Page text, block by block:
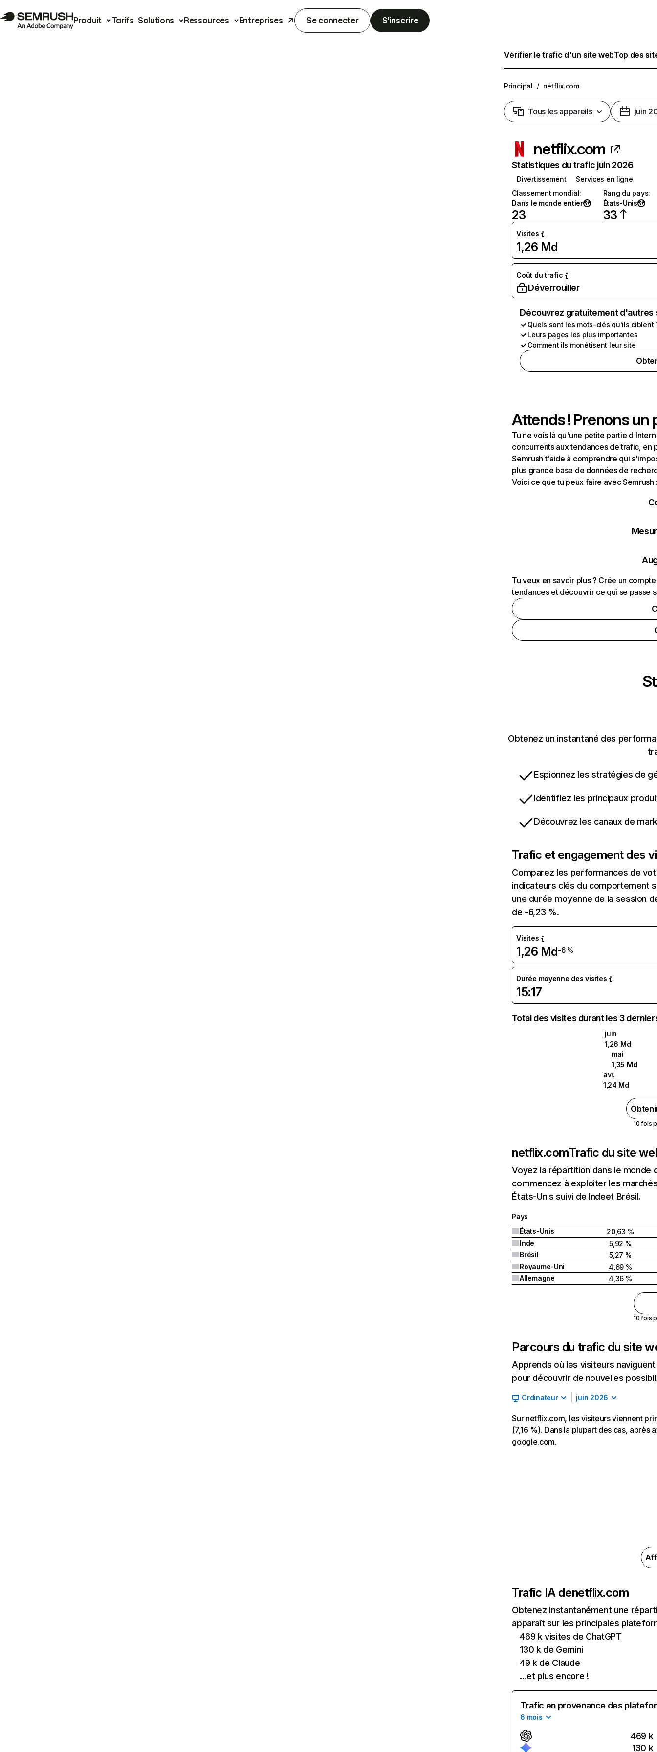
Produit Tarifs Solutions Ressources Entreprises Se connecter S'inscrire
Vérifier le trafic d'un site webTop des
Principal / netflix.com
Tous les appareils juin
netflix.com
Statistiques du trafic juin 2026
Divertissement
Services en ligne
Classement mondial:
Dans le monde entier
23
Rang du pays:
États-Unis
33
Visites
1,26 Md
Coût du trafic
Déverrouiller
Découvrez gratuitement
Quels sont les mots-clés qu'ils ciblent
Leurs pages les plus importantes
Comment ils monétisent leur site
Attends ! Prenons un
Tu ne vois là qu'une petite partie
concurrents aux tendances de trafic, en
Semrush t'aide à comprendre qui
plus grande base de données de
Voici ce que tu peux faire avec Semrush
Tu veux en savoir plus ? Crée un
tendances et découvrir ce qui se passe
Obtenez un instantané des
Espionnez les stratégies de
Identifiez les principaux
Découvrez les canaux de
Trafic et engagement des
Comparez les performances de
indicateurs clés du comportement
une durée moyenne de la session
de -6,23 %.
Visites
1,26 Md-6 %
Durée moyenne des visites
15:17
Total des visites durant les 3
juin
1,26 Md
mai
1,35 Md
avr.
1,24 Md
10 fois
netflix.comTrafic du site
Voyez la répartition dans le
commencez à exploiter les
États-Unis suivi de Indeet Brésil.
Pays
États-Unis
20,63 %
Inde
5,92 %
Brésil
5,27 %
Royaume-Uni
4,69 %
Allemagne
4,36 %
10 fois
Parcours du trafic du site
Apprends où les visiteurs
pour découvrir de nouvelles
Ordinateur juin 2026
Sur netflix.com, les visiteurs viennent
(7,16 %). Dans la plupart des cas,
google.com.
Trafic IA denetflix.com
Obtenez instantanément une
apparaît sur les principales
469 k visites de ChatGPT
130 k de Gemini
49 k de Claude
...et plus encore !
Trafic en provenance des
6 mois
469 k
130 k